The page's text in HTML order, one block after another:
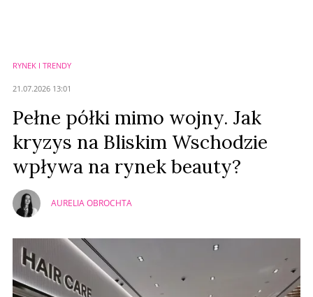
RYNEK I TRENDY
21.07.2026 13:01
Pełne półki mimo wojny. Jak
kryzys na Bliskim Wschodzie
wpływa na rynek beauty?
AURELIA OBROCHTA